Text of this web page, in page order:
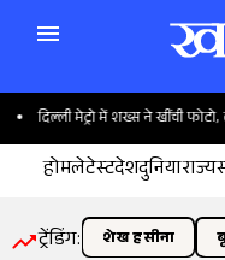
दिल्ली मेट्रो में शख्स ने खींची फोटो,
होमलेटेस्टदेशदुनियाराज्य
ट्रेंडिंग: शेख हसीना